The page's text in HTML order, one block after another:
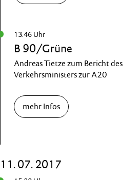
13.46 Uhr
B 90/Grüne
Andreas Tietze zum Bericht des
Verkehrsministers zur A20
mehr Infos
11. 07. 2017